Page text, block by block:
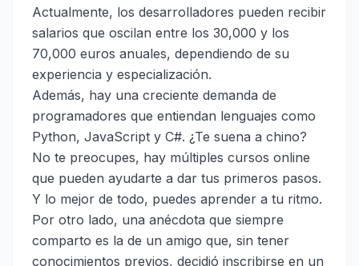
Actualmente, los desarrolladores pueden recibir
salarios que oscilan entre los 30,000 y los
70,000 euros anuales, dependiendo de su
experiencia y especialización.
Además, hay una creciente demanda de
programadores que entiendan lenguajes como
Python, JavaScript y C#. ¿Te suena a chino?
No te preocupes, hay múltiples cursos online
que pueden ayudarte a dar tus primeros pasos.
Y lo mejor de todo, puedes aprender a tu ritmo.
Por otro lado, una anécdota que siempre
comparto es la de un amigo que, sin tener
conocimientos previos, decidió inscribirse en un